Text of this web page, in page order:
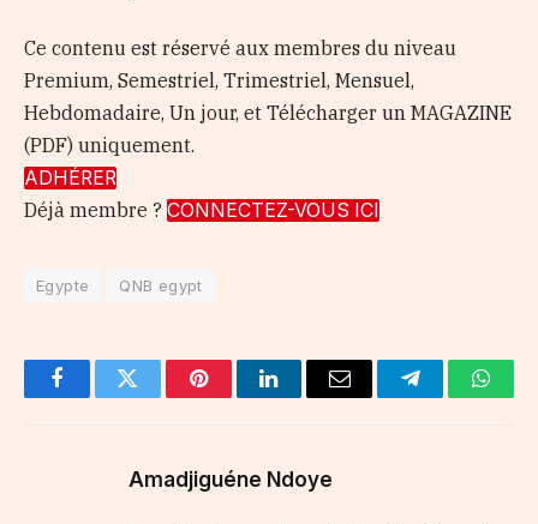
Ce contenu est réservé aux membres du niveau
Premium, Semestriel, Trimestriel, Mensuel,
Hebdomadaire, Un jour, et Télécharger un MAGAZINE
(PDF) uniquement.
ADHÉRER
Déjà membre ? CONNECTEZ-VOUS ICI
Egypte QNB egypt
FacebookTwitter PinterestLinkedInEmail Telegram
Amadjiguéne Ndoye